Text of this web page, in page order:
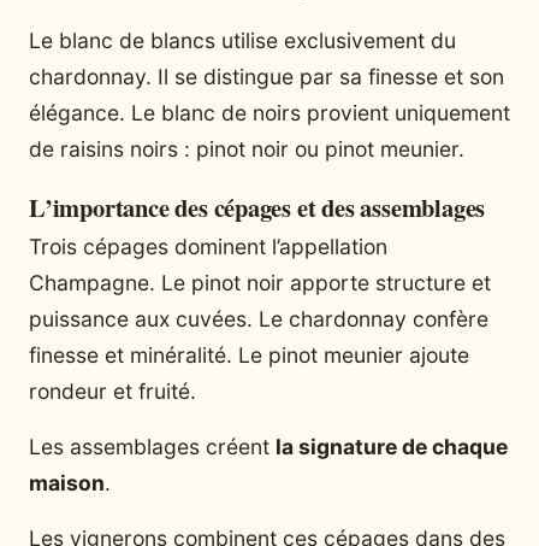
Le blanc de blancs utilise exclusivement du
chardonnay. Il se distingue par sa finesse et son
élégance. Le blanc de noirs provient uniquement
de raisins noirs : pinot noir ou pinot meunier.
L’importance des cépages et des assemblages
Trois cépages dominent l’appellation
Champagne. Le pinot noir apporte structure et
puissance aux cuvées. Le chardonnay confère
finesse et minéralité. Le pinot meunier ajoute
rondeur et fruité.
Les assemblages créent la signature de chaque
maison.
Les vignerons combinent ces cépages dans des